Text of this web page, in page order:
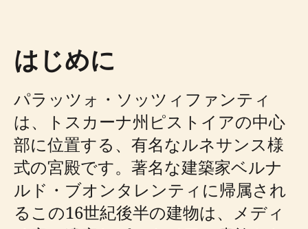
はじめに
パラッツォ・ソッツィファンティ
は、トスカーナ州ピストイアの中心
部に位置する、有名なルネサンス様
式の宮殿です。著名な建築家ベルナ
ルド・ブオンタレンティに帰属され
るこの16世紀後半の建物は、メディ